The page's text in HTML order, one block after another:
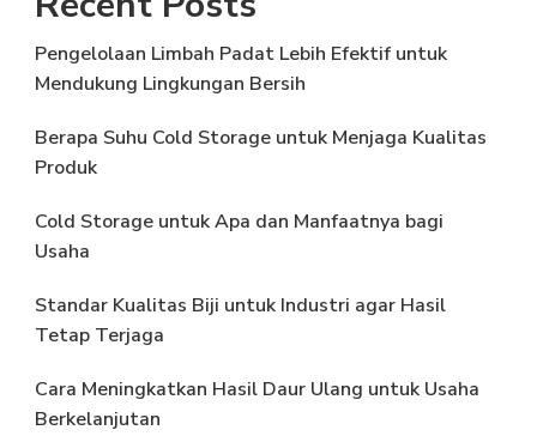
Pengelolaan Limbah Padat Lebih Efektif untuk
Mendukung Lingkungan Bersih
Berapa Suhu Cold Storage untuk Menjaga Kualitas
Produk
Cold Storage untuk Apa dan Manfaatnya bagi
Usaha
Standar Kualitas Biji untuk Industri agar Hasil
Tetap Terjaga
Cara Meningkatkan Hasil Daur Ulang untuk Usaha
Berkelanjutan